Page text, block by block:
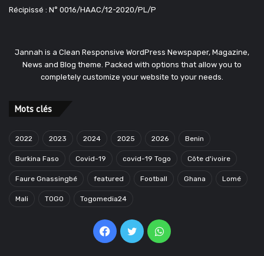
Récipissé : N° 0016/HAAC/12-2020/PL/P
Jannah is a Clean Responsive WordPress Newspaper, Magazine,
News and Blog theme. Packed with options that allow you to
completely customize your website to your needs.
Mots clés
2022 2023 2024 2025 2026 Benin
Burkina Faso Covid-19 covid-19 Togo Côte d'ivoire
Faure Gnassingbé featured Football Ghana Lomé
Mali TOGO Togomedia24
Facebook
TwitterWhatsApp